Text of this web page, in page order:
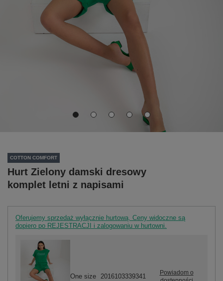
COTTON COMFORT
Hurt Zielony damski dresowy
komplet letni z napisami
Oferujemy sprzedaż wyłącznie hurtową. Ceny widoczne są
dopiero po REJESTRACJI i zalogowaniu w hurtowni.
One size 2016103339341
Powiadom o